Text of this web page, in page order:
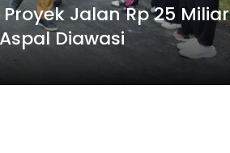
Jalan Rp 25 Miliar
Diawasi